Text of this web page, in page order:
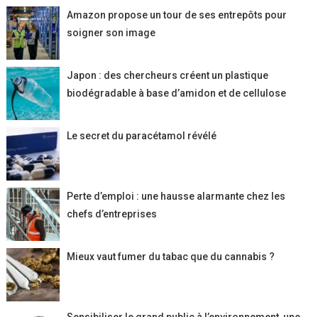
Amazon propose un tour de ses entrepôts pour
soigner son image
Japon : des chercheurs créent un plastique
biodégradable à base d’amidon et de cellulose
Le secret du paracétamol révélé
Perte d’emploi : une hausse alarmante chez les
chefs d’entreprises
Mieux vaut fumer du tabac que du cannabis ?